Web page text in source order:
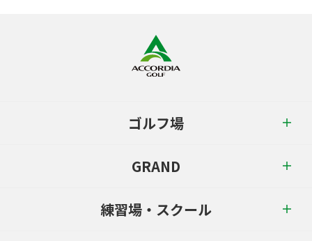
ゴルフ場
GRAND
練習場・スクール